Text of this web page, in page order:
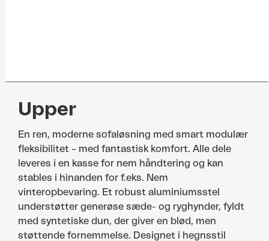
Upper
En ren, moderne sofaløsning med smart modulær
fleksibilitet – med fantastisk komfort. Alle dele
leveres i en kasse for nem håndtering og kan
stables i hinanden for f.eks. Nem
vinteropbevaring. Et robust aluminiumsstel
understøtter generøse sæde- og ryghynder, fyldt
med syntetiske dun, der giver en blød, men
støttende fornemmelse. Designet i hegnsstil